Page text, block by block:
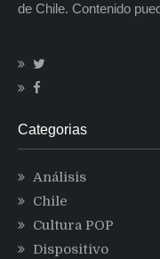
de Chile. Contenido
Categorias
Análisis
Chile
Cultura POP
Dispositivo